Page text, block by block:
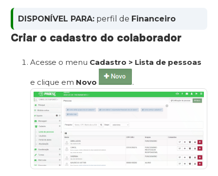
DISPONÍVEL PARA: perfil de Financeiro
Criar o cadastro do colaborador
Acesse o menu Cadastro > Lista de pessoas
e clique em Novo .